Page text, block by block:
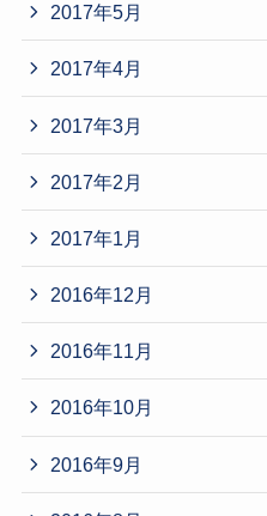
2017年5月
2017年4月
2017年3月
2017年2月
2017年1月
2016年12月
2016年11月
2016年10月
2016年9月